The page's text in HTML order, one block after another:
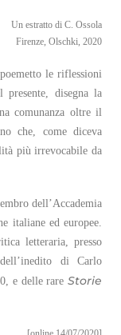
Un estratto di C. Ossola
Firenze, Olschki, 2020
le riflessioni
disegna la
comunanza oltre il
che, come diceva
più irrevocabile da
dell’Accademia
italiane ed europee.
letteraria, presso
di Carlo
e delle rareStorie